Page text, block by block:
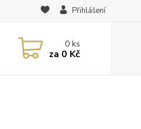
Přihlášení
0ks
za 0 Kč